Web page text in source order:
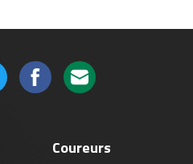
Coureurs